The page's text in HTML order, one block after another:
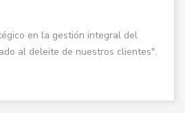
en la gestión integral del
al deleite de nuestros clientes".